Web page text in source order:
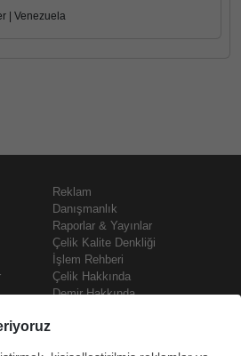
| Venezuela
Reklam
Danışmanlık
Raporlar & Yayınlar
Çelik Kalite Denkliği
İşlem Rehberi
Çelik Hakkında
Demir Hakkında